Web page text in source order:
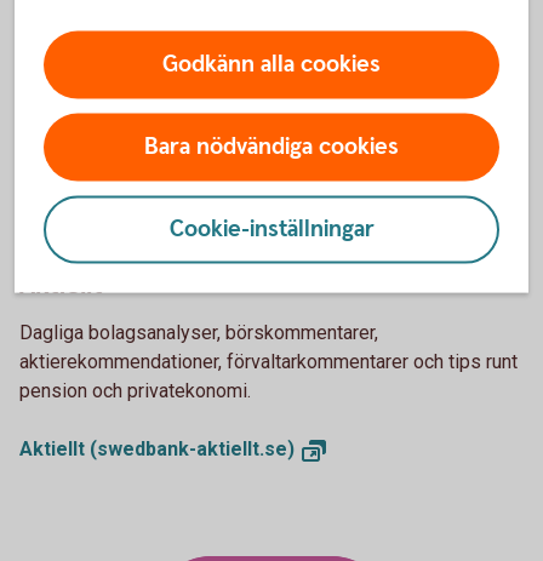
värdepapper enkelt i internetbanken eller vår app. Du
kan även ringa vårt kundcenter eller besöka ett
kontor.
Så handlar du värdepapper
Aktiellt
Dagliga bolagsanalyser, börskommentarer,
aktierekommendationer, förvaltarkommentarer och tips runt
pension och privatekonomi.
Aktiellt (swedbank-aktiellt.se)
Godkänn alla cookies
Bara nödvändiga cookies
Cookie-inställningar